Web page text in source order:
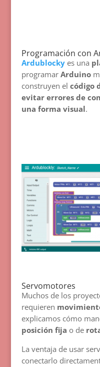
Programación con
Ardublocky es una
programar Arduino
construyen el código
evitar errores de
una forma visual.
Servomotores
Muchos de los
requieren
explicamos cómo
posición fija o de
La ventaja de usar
conectarlo